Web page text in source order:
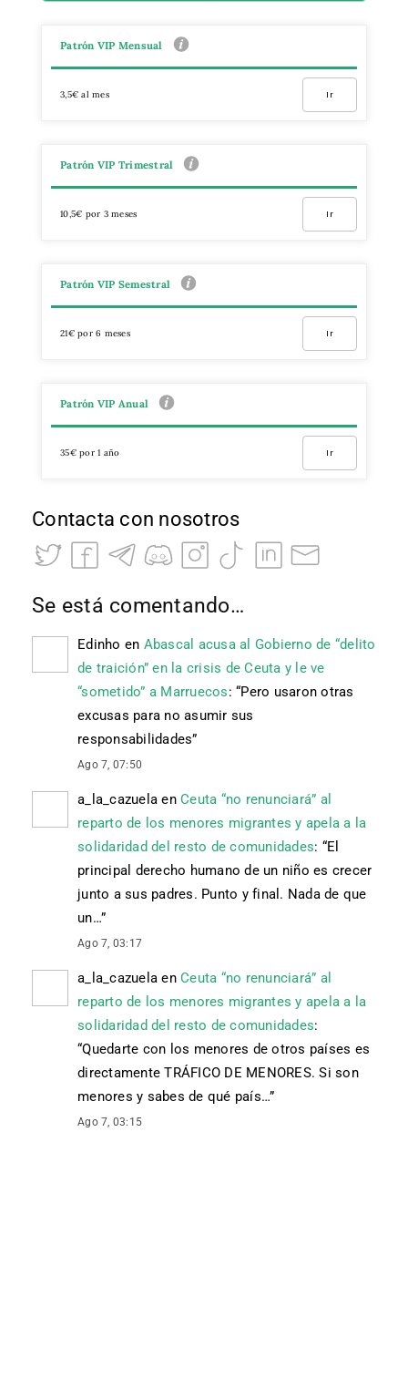
Patrón VIP Mensual
3,5€ al mes Ir
Patrón VIP Trimestral
10,5€ por 3 meses Ir
Patrón VIP Semestral
21€ por 6 meses Ir
Patrón VIP Anual
35€ por 1 año Ir
Contacta con nosotros
Se está comentando…
Edinho en Abascal acusa al Gobierno de “delito
de traición” en la crisis de Ceuta y le ve
“sometido” a Marruecos: “Pero usaron otras
excusas para no asumir sus
responsabilidades”
Ago 7, 07:50
a_la_cazuela en Ceuta “no renunciará” al
reparto de los menores migrantes y apela a la
solidaridad del resto de comunidades: “El
principal derecho humano de un niño es crecer
junto a sus padres. Punto y final. Nada de que
un…”
Ago 7, 03:17
a_la_cazuela en Ceuta “no renunciará” al
reparto de los menores migrantes y apela a la
solidaridad del resto de comunidades:
“Quedarte con los menores de otros países es
directamente TRÁFICO DE MENORES. Si son
menores y sabes de qué país…”
Ago 7, 03:15